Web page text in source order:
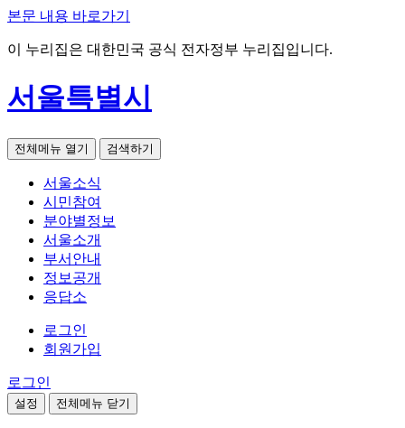
본문 내용 바로가기
이 누리집은 대한민국 공식 전자정부 누리집입니다.
서울특별시
전체메뉴 열기 검색하기
서울소식
시민참여
분야별정보
서울소개
부서안내
정보공개
응답소
로그인
회원가입
로그인
설정 전체메뉴 닫기